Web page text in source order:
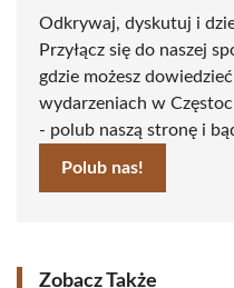
Odkrywaj, dyskutuj i
Przyłącz się do naszej
gdzie możesz
wydarzeniach w
- polub naszą stronę i
Polub nas!
Zobacz Także